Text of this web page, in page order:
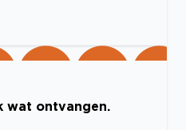
wat ontvangen.